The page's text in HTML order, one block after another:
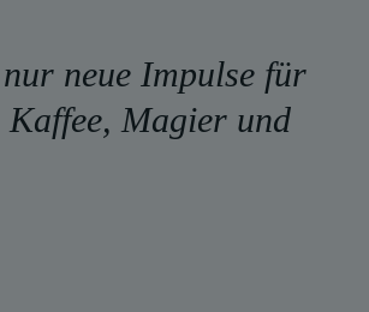
neue Impulse für
Kaffee, Magier und